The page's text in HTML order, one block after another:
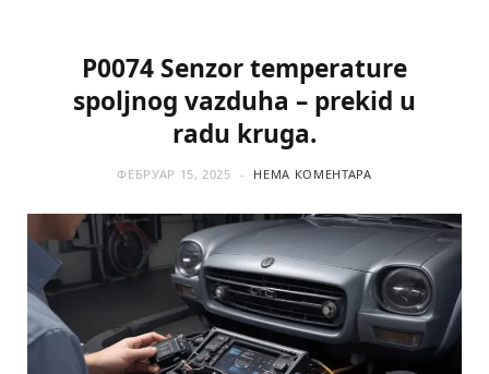
P0074 Senzor temperature
spoljnog vazduha – prekid u
radu kruga.
ФЕБРУАР 15, 2025 НЕМА КОМЕНТАРА